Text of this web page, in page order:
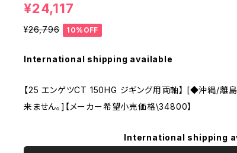
¥24,117
¥26,796 10%OFF
International shipping available
【25 エンゲツCT 150HG ジギング用両軸】 [◆沖縄/離
来ません。]【メーカー希望小売価格\34800】
International shipping